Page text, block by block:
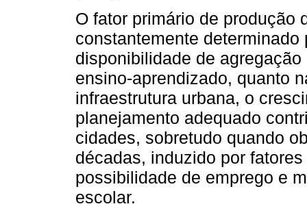
O fator primário de produção
constantemente
disponibilidade de
ensino-aprendizado, quanto
infraestrutura urbana, o
planejamento adequado
cidades, sobretudo quando
décadas, induzido por
possibilidade de emprego e
escolar.